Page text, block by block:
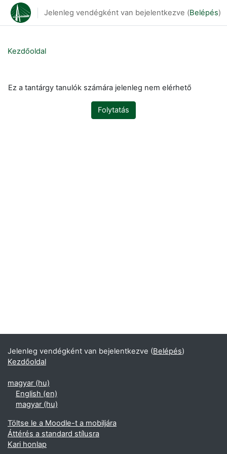
Tovább a fő tartalomhoz
Jelenleg vendégként van bejelentkezve (Belépés)
Kezdőoldal
Ez a tantárgy tanulók számára jelenleg nem elérhető
Folytatás
Jelenleg vendégként van bejelentkezve (Belépés)
Kezdőoldal
magyar ‎(hu)‎
English ‎(en)‎
magyar ‎(hu)‎
Töltse le a Moodle-t a mobiljára
Áttérés a standard stílusra
Kari honlap